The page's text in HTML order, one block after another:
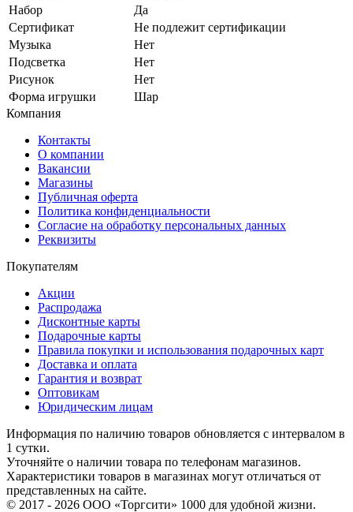
Набор
Да
Сертификат
Не подлежит сертификации
Музыка
Нет
Подсветка
Нет
Рисунок
Нет
Форма игрушки
Шар
Компания
Контакты
О компании
Вакансии
Магазины
Публичная оферта
Политика конфиденциальности
Согласие на обработку персональных данных
Реквизиты
Покупателям
Акции
Распродажа
Дисконтные карты
Подарочные карты
Правила покупки и использования подарочных карт
Доставка и оплата
Гарантия и возврат
Оптовикам
Юридическим лицам
Информация по наличию товаров обновляется с интервалом в
1 сутки.
Уточняйте о наличии товара по телефонам магазинов.
Характеристики товаров в магазинах могут отличаться от
представленных на сайте.
© 2017 - 2026 ООО «Торгсити» 1000 для удобной жизни.